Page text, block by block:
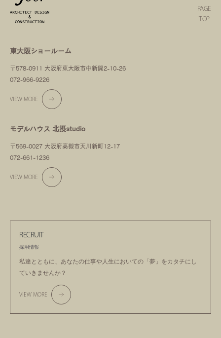
東大阪ショールーム
〒578-0911 大阪府東大阪市中新開2-10-26
072-966-9226
VIEW MORE
モデルハウス 北摂studio
〒569-0027 大阪府高槻市天川新町12-17
072-661-1236
VIEW MORE
RECRUIT
採用情報
私達とともに、あなたの仕事や人生においての 「夢」をカタチにし
ていきませんか？
VIEW MORE
PAGE
TOP